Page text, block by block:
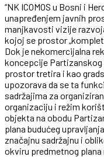
“NK ICOMOS u Bosni i
unapređenjem javnih
manjkavosti vizije
kojoj se prostor
Dok je nekomercijalna
koncepcije
prostor tretira i kao
upozorava da se ta
sadržajima za
organizaciju i režim
objekta na obodu
plana budućeg
značajnu sadržajnu i
okviru predmetnog plana